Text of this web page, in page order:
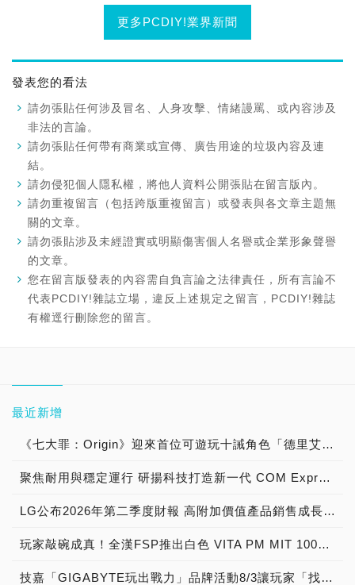
更多PCDIY!業界新聞
發表您的看法
請勿張貼任何涉及冒名、人身攻擊、情緒謾罵、或內容涉及
非法的言論。
請勿張貼任何帶有商業或宣傳、廣告用途的垃圾內容及連
結。
請勿侵犯個人隱私權，將他人資料公開張貼在留言版內。
請勿重複留言（包括跨版重複留言）或發表與各文章主題無
關的文章。
請勿張貼涉及未經證實或明顯傷害個人名譽或企業形象聲譽
的文章。
您在留言版發表的內容需自負言論之法律責任，所有言論不
代表PCDIY!雜誌立場，違反上述規定之留言，PCDIY!雜誌
有權逕行刪除您的留言。
最近新增
《七大罪：Origin》迎來首位可遊玩十誡角色「德里艾利」
聚焦耐用與穩定運行 研揚科技打造新一代 COM Express Type 6 模組
LG公布2026年第二季度財報 高附加價值產品銷售成長與成本競爭力提升，營業獲利年增 147%
玩家敲碗成真！全漢FSP推出白色 VITA PM MIT 1000W 靜音電源純白上市！ MIT 白金電源首度披上純白戰袍，支援 ATX 3.1、PCIe 5.1，10年保固！
技嘉「GIGABYTE玩出戰力」品牌活動8/3讓玩家「找到專屬配備」